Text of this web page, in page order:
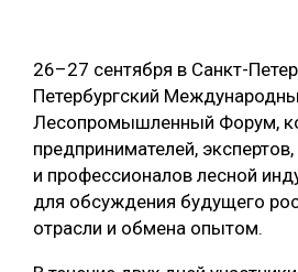
ЦИФРОВАЯ СРЕДА
БИОЭНЕРГЕТИКА
ЛЕСОВОССТАНОВЛЕНИЕ И ЗАЩИТА
ЛОГИСТИКА
ПРОИЗВОДСТВО ДРЕВЕСНЫХ ПЛИТ
РУБРИКИ
ТЕМАТИЧЕСКИЕ ПРОЕКТЫ
ПОДБОРКИ СТАТЕЙ
26–27 сентября в Санкт-
Петербургский
Лесопромышленный Форум,
предпринимателей,
и профессионалов лесной
для обсуждения будущего
отрасли и обмена опытом.